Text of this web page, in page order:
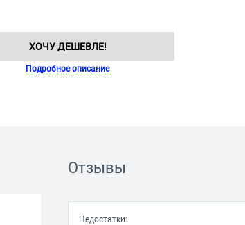
ХОЧУ ДЕШЕВЛЕ!
Подробное описание
Отзывы
Недостатки: